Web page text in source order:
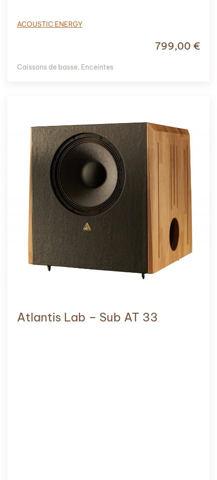
ACOUSTIC ENERGY
799,00 €
Caissons de basse, Enceintes
Atlantis Lab – Sub AT 33